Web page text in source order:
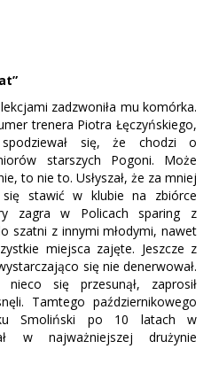
zadzwoniła mu komórka.
trenera Piotra Łęczyńskiego,
się, że chodzi o
starszych Pogoni. Może
to nie to. Usłyszał, że za mniej
stawić w klubie na zbiórce
zagra w Policach sparing z
szatni z innymi młodymi, nawet
miejsca zajęte. Jeszcze z
się nie denerwował.
nieco się przesunął, zaprosił
Tamtego październikowego
Smoliński po 10 latach w
w najważniejszej drużynie